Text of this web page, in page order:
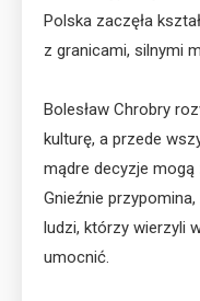
Polska zaczęła
z granicami, silnymi
Bolesław Chrobry
kulturę, a przede
mądre decyzje
Gnieźnie
ludzi, którzy wierzyli
umocnić.